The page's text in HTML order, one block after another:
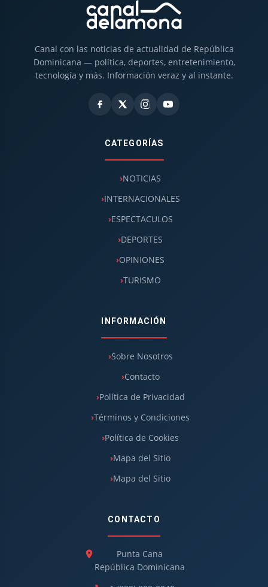
Canal con las noticias de actualidad de República
Dominicana — política, deportes, entretenimiento,
tecnología y más. Información veraz y al instante.
CATEGORÍAS
NOTICIAS
INTERNACIONALES
ESPECTACULOS
DEPORTES
OPINIONES
TURISMO
INFORMACIÓN
Sobre Nosotros
Contacto
Política de Privacidad
Términos y Condiciones
Política de Cookies
Mapa del Sitio
Mapa del Sitio
CONTACTO
Punta Cana
República Dominicana